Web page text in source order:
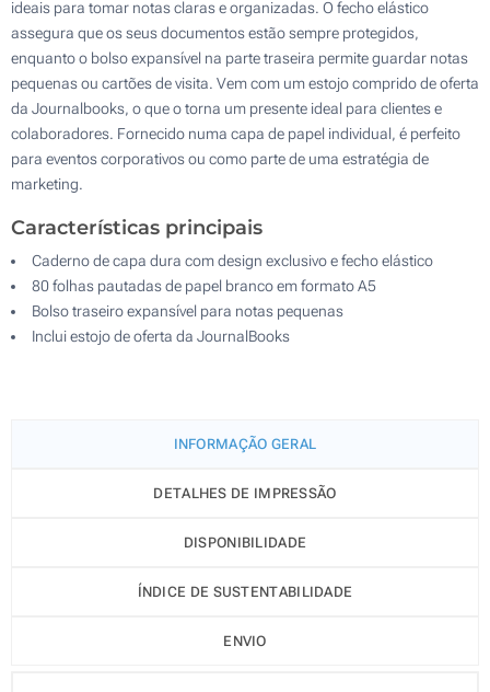
ideais para tomar notas claras e organizadas. O fecho elástico
assegura que os seus documentos estão sempre protegidos,
enquanto o bolso expansível na parte traseira permite guardar notas
pequenas ou cartões de visita. Vem com um estojo comprido de oferta
da Journalbooks, o que o torna um presente ideal para clientes e
colaboradores. Fornecido numa capa de papel individual, é perfeito
para eventos corporativos ou como parte de uma estratégia de
marketing.
Características principais
Caderno de capa dura com design exclusivo e fecho elástico
80 folhas pautadas de papel branco em formato A5
Bolso traseiro expansível para notas pequenas
Inclui estojo de oferta da JournalBooks
INFORMAÇÃO GERAL
DETALHES DE IMPRESSÃO
DISPONIBILIDADE
ÍNDICE DE SUSTENTABILIDADE
ENVIO